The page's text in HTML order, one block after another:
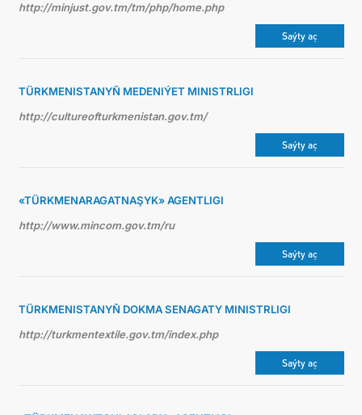
http://minjust.gov.tm/tm/php/home.php
Saýty aç
TÜRKMENISTANYŇ MEDENIÝET MINISTRLIGI
http://cultureofturkmenistan.gov.tm/
Saýty aç
«TÜRKMENARAGATNAŞYK» AGENTLIGI
http://www.mincom.gov.tm/ru
Saýty aç
TÜRKMENISTANYŇ DOKMA SENAGATY MINISTRLIGI
http://turkmentextile.gov.tm/index.php
Saýty aç